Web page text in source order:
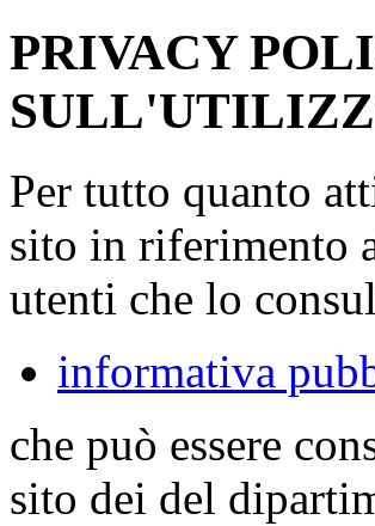
PRIVACY
Per tutto quanto
sito in riferimento
utenti che lo
informativa
che può essere
sito dei del